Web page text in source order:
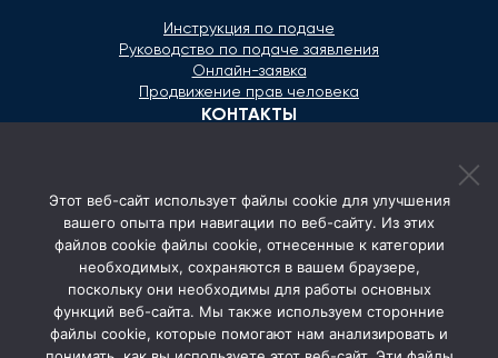
Инструкция по подаче
Руководство по подаче заявления
Онлайн-заявка
Продвижение прав человека
КОНТАКТЫ
secretariat@ombudsman.md
Улица Каля Ешилор 11/3, Кишинёв
Понедельник - Пятница: 08:00 - 17:00
СОЦ. СЕТИ
Этот веб-сайт использует файлы cookie для улучшения
вашего опыта при навигации по веб-сайту. Из этих
файлов cookie файлы cookie, отнесенные к категории
необходимых, сохраняются в вашем браузере,
поскольку они необходимы для работы основных
функций веб-сайта. Мы также используем сторонние
файлы cookie, которые помогают нам анализировать и